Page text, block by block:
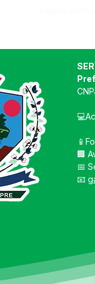
🏢
📅
📧